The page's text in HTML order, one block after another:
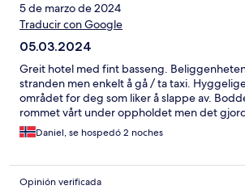
5 de marzo de 2024
Traducir con Google
05.03.2024
Greit hotel med fint basseng.
stranden men enkelt å gå / ta taxi.
området for deg som liker å slappe av.
rommet vårt under oppholdet men det
Daniel, se hospedó 2 noches
Opinión verificada